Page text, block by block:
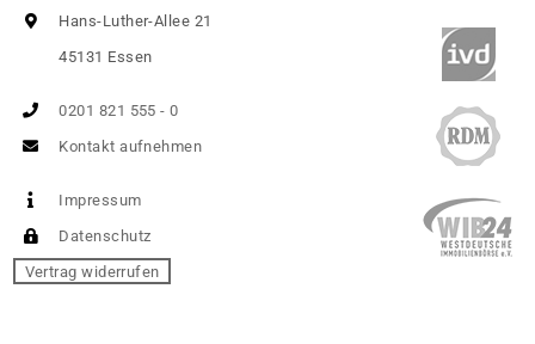
Hans-Luther-Allee 21
45131 Essen
0201 821 555 - 0
Kontakt aufnehmen
Impressum
Datenschutz
Vertrag widerrufen